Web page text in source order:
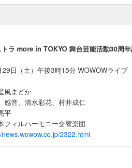
トラ more in TOKYO 舞台芸能活動30周年
日（土）午後3時15分 WOWOWライブ
風まどか
感音、清水彩花、村井成仁
平
フィルハーモニー交響楽団
news.wowow.co.jp/2322.html